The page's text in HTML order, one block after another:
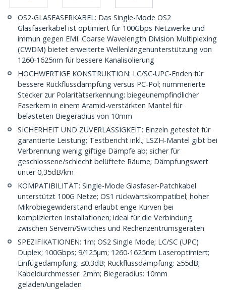
OS2-GLASFASERKABEL: Das Single-Mode OS2
Glasfaserkabel ist optimiert für 100Gbps Netzwerke und
immun gegen EMI. Coarse Wavelength Division Multiplexing
(CWDM) bietet erweiterte Wellenlängenunterstützung von
1260-1625nm für bessere Kanalisolierung
HOCHWERTIGE KONSTRUKTION: LC/SC-UPC-Enden für
bessere Rückflussdämpfung versus PC-Pol; nummerierte
Stecker zur Polaritätserkennung; biegeunempfindlicher
Faserkern in einem Aramid-verstärkten Mantel für
belasteten Biegeradius von 10mm
SICHERHEIT UND ZUVERLÄSSIGKEIT: Einzeln getestet für
garantierte Leistung; Testbericht inkl.; LSZH-Mantel gibt bei
Verbrennung wenig giftige Dämpfe ab; sicher für
geschlossene/schlecht belüftete Räume; Dämpfungswert
unter 0,35dB/km
KOMPATIBILITÄT: Single-Mode Glasfaser-Patchkabel
unterstützt 100G Netze; OS1 rückwärtskompatibel; hoher
Mikrobiegewiderstand erlaubt enge Kurven bei
komplizierten Installationen; ideal für die Verbindung
zwischen Servern/Switches und Rechenzentrumsgeräten
SPEZIFIKATIONEN: 1m; OS2 Single Mode; LC/SC (UPC)
Duplex; 100Gbps; 9/125µm; 1260-1625nm Laseroptimiert;
Einfügedämpfung: ≤0.3dB; Rückflussdämpfung: ≥55dB;
Kabeldurchmesser: 2mm; Biegeradius: 10mm
geladen/ungeladen